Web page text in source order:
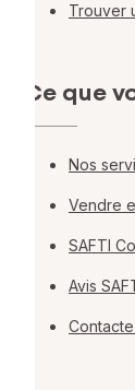
Trouver
Ce que
Nos
Vendre
SAFTI
Avis